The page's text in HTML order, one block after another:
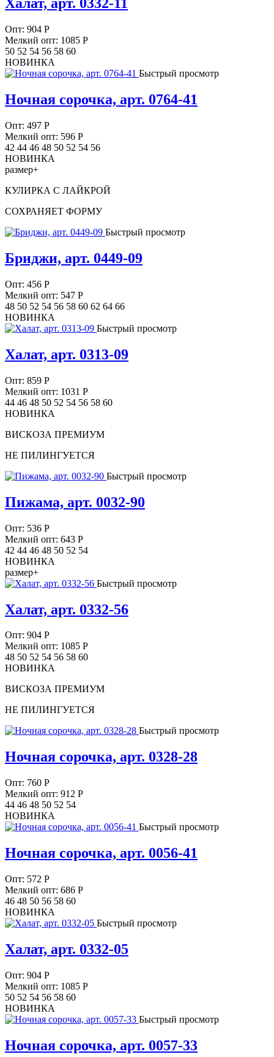
Халат, арт. 0332-11
Опт: 904 Р
Мелкий опт: 1085 Р
50 52 54 56 58 60
НОВИНКА
Быстрый просмотр
Ночная сорочка, арт. 0764-41
Опт: 497 Р
Мелкий опт: 596 Р
42 44 46 48 50 52 54 56
НОВИНКА
размер+
КУЛИРКА С ЛАЙКРОЙ
СОХРАНЯЕТ ФОРМУ
Быстрый просмотр
Бриджи, арт. 0449-09
Опт: 456 Р
Мелкий опт: 547 Р
48 50 52 54 56 58 60 62 64 66
НОВИНКА
Быстрый просмотр
Халат, арт. 0313-09
Опт: 859 Р
Мелкий опт: 1031 Р
44 46 48 50 52 54 56 58 60
НОВИНКА
ВИСКОЗА ПРЕМИУМ
НЕ ПИЛИНГУЕТСЯ
Быстрый просмотр
Пижама, арт. 0032-90
Опт: 536 Р
Мелкий опт: 643 Р
42 44 46 48 50 52 54
НОВИНКА
размер+
Быстрый просмотр
Халат, арт. 0332-56
Опт: 904 Р
Мелкий опт: 1085 Р
48 50 52 54 56 58 60
НОВИНКА
ВИСКОЗА ПРЕМИУМ
НЕ ПИЛИНГУЕТСЯ
Быстрый просмотр
Ночная сорочка, арт. 0328-28
Опт: 760 Р
Мелкий опт: 912 Р
44 46 48 50 52 54
НОВИНКА
Быстрый просмотр
Ночная сорочка, арт. 0056-41
Опт: 572 Р
Мелкий опт: 686 Р
46 48 50 56 58 60
НОВИНКА
Быстрый просмотр
Халат, арт. 0332-05
Опт: 904 Р
Мелкий опт: 1085 Р
50 52 54 56 58 60
НОВИНКА
Быстрый просмотр
Ночная сорочка, арт. 0057-33